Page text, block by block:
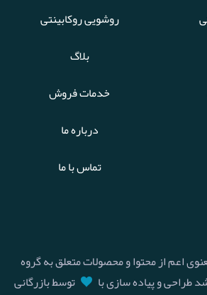
روشویی روکابینتی
بلاگ
خدمات فروش
درباره ما
تماس با ما
اعم از محتوا و محصولات متعلق به گروه
طراحی و پیاده سازی با
توسط بازرگانی